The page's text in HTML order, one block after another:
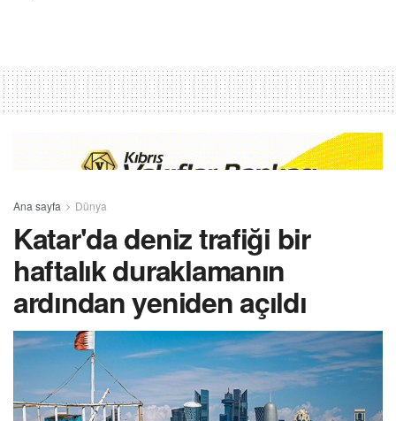
Ana sayfa Dünya
Katar'da deniz trafiği bir
haftalık duraklamanın
ardından yeniden açıldı